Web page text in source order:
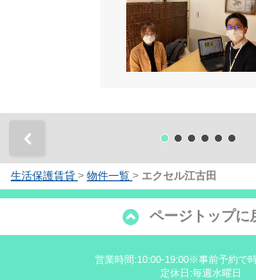
生活保護賃貸 > 物件一覧 > エクセル江古田
ページトップに
営業時間:10:00-19:00※事前予約で
定休日:毎週水曜日